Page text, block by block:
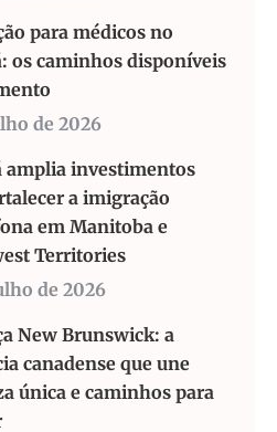
para médicos no
os caminhos disponíveis
de 2026
amplia investimentos
a imigração
em Manitoba e
Territories
de 2026
New Brunswick: a
canadense que une
única e caminhos para